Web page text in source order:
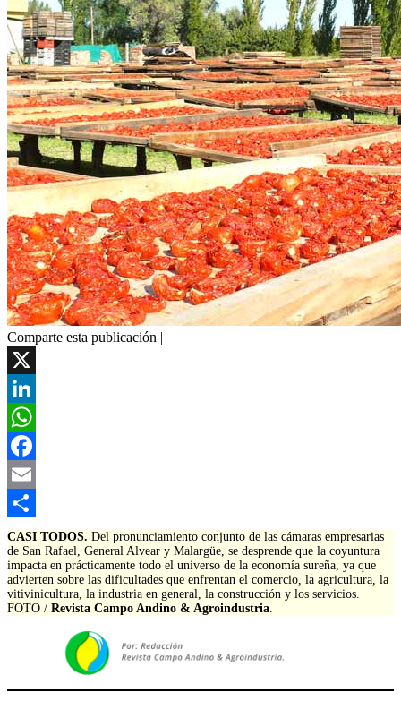
Comparte esta publicación |
X
LinkedIn
WhatsApp
Facebook
Email
Compartir
CASI TODOS. Del pronunciamiento conjunto de las cámaras empresarias
de San Rafael, General Alvear y Malargüe, se desprende que la coyuntura
impacta en prácticamente todo el universo de la economía sureña, ya que
advierten sobre las dificultades que enfrentan el comercio, la agricultura, la
vitivinicultura, la industria en general, la construcción y los servicios.
FOTO / Revista Campo Andino & Agroindustria